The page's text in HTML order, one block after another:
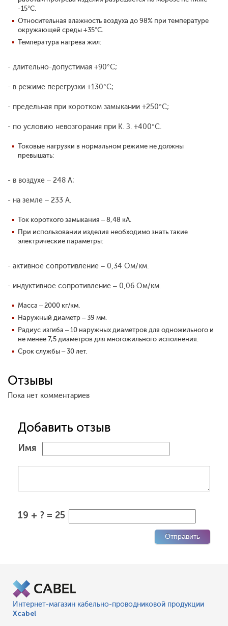
-15°С.
Относительная влажность воздуха до 98% при температуре
окружающей среды +35°С.
Температура нагрева жил:
- длительно-допустимая +90°С;
- в режиме перегрузки +130°С;
- предельная при коротком замыкании +250°С;
- по условию невозгорания при К. З. +400°С.
Токовые нагрузки в нормальном режиме не должны
превышать:
- в воздухе – 248 А;
- на земле – 233 А.
Ток короткого замыкания – 8,48 кА.
При использовании изделия необходимо знать такие
электрические параметры:
- активное сопротивление – 0,34 Ом/км.
- индуктивное сопротивление – 0,06 Ом/км.
Масса – 2000 кг/км.
Наружный диаметр – 39 мм.
Радиус изгиба – 10 наружных диаметров для одножильного и
не менее 7,5 диаметров для многожильного исполнения.
Срок службы – 30 лет.
Отзывы
Пока нет комментариев
Добавить отзыв
Имя
19 + ? = 25
Интернет-магазин кабельно-проводниковой продукции
Xcabel